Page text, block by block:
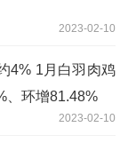
2023-02-10
4% 1月白羽肉鸡
、环增81.48%
2023-02-10